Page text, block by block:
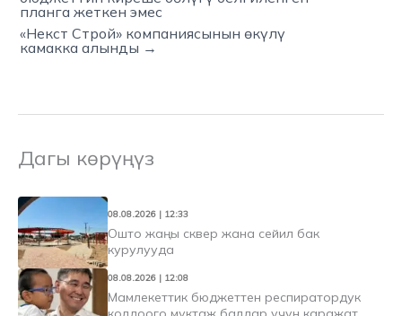
планга жеткен эмес
«Некст Строй» компаниясынын өкүлү
камакка алынды →
Дагы көрүңүз
08.08.2026 | 12:33
Ошто жаңы сквер жана сейил бак
курулууда
08.08.2026 | 12:08
Мамлекеттик бюджеттен респиратордук